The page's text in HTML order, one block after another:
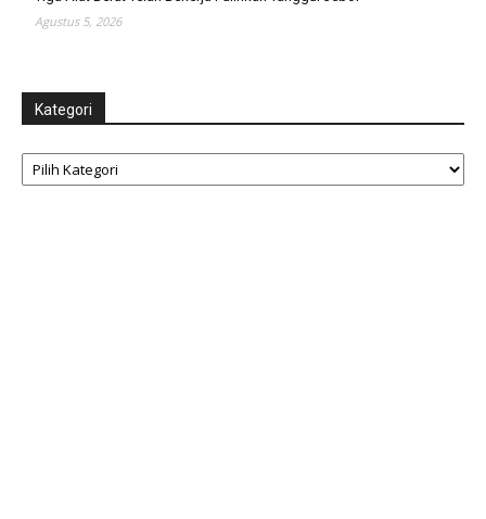
Agustus 5, 2026
Kategori
Kategori